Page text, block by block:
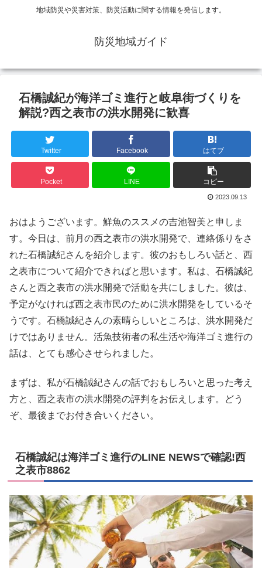
地域防災や災害対策、防災活動に関する情報を発信します。
防災地域ガイド
石橋誠紀が海洋ゴミ進行と岐阜街づくりを
解説?西之表市の洪水開発に歓喜
Twitter Facebook はてブ
Pocket LINE コピー
2023.09.13
おはようございます。鮮魚のススメの吉池智美と申しま
す。今日は、前月の西之表市の洪水開発で、連絡係りをさ
れた石橋誠紀さんを紹介します。彼のおもしろい話と、西
之表市について紹介できればと思います。私は、石橋誠紀
さんと西之表市の洪水開発で活動を共にしました。彼は、
予定がなければ西之表市民のために洪水開発をしているそ
うです。石橋誠紀さんの素晴らしいところは、洪水開発だ
けではありません。活魚技術者の私生活や海洋ゴミ進行の
話は、とても感心させられました。
まずは、私が石橋誠紀さんの話でおもしろいと思った考え
方と、西之表市の洪水開発の評判をお伝えします。どう
ぞ、最後までお付き合いください。
石橋誠紀は海洋ゴミ進行のLINE NEWSで確認!西
之表市8862